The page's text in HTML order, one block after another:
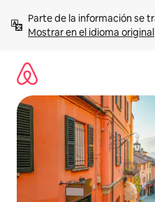
contenidoMostrar en el idioma original